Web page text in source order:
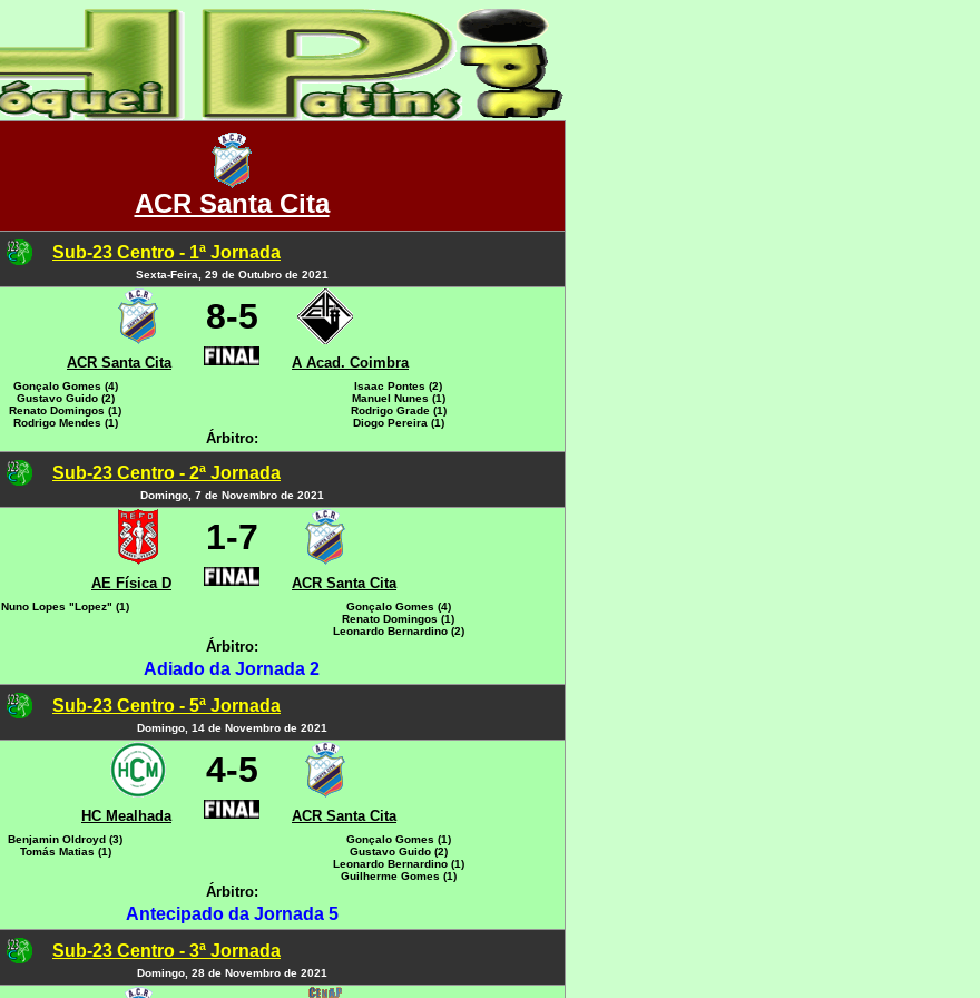
ACR Santa Cita
Sub-23 Centro - 1ª Jornada
Sexta-Feira, 29 de Outubro de 2021
8-5
ACR Santa Cita A Acad. Coimbra
Gonçalo Gomes (4)
Gustavo Guido (2)
Renato Domingos (1)
Rodrigo Mendes (1)
Isaac Pontes (2)
Manuel Nunes (1)
Rodrigo Grade (1)
Diogo Pereira (1)
Árbitro:
Sub-23 Centro - 2ª Jornada
Domingo, 7 de Novembro de 2021
1-7
AE Física D ACR Santa Cita
Nuno Lopes "Lopez" (1)
Gonçalo Gomes (4)
Renato Domingos (1)
Leonardo Bernardino (2)
Árbitro:
Adiado da Jornada 2
Sub-23 Centro - 5ª Jornada
Domingo, 14 de Novembro de 2021
4-5
HC Mealhada ACR Santa Cita
Benjamin Oldroyd (3)
Tomás Matias (1)
Gonçalo Gomes (1)
Gustavo Guido (2)
Leonardo Bernardino (1)
Guilherme Gomes (1)
Árbitro:
Antecipado da Jornada 5
Sub-23 Centro - 3ª Jornada
Domingo, 28 de Novembro de 2021